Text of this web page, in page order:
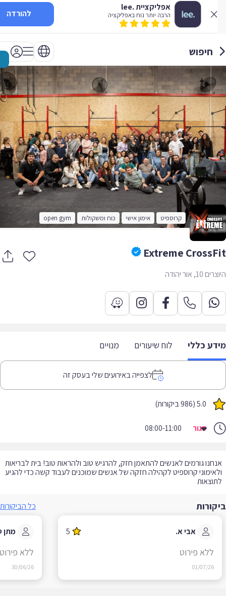
אפליקציית .lee
הרבה יותר נוח באפליקציה להורדה
חיפוש
קרוספיט אימון אישי כוח ומשקולות open gym
Extreme
אור יהודה
כללי לוח שיעורים מנויים
לצפייה באירועים שלי בעסק זה
5.0 (986 ביקורות)
סגור 08:00-11:00
גורמים לאנשים להתאמן חזק, להרגיש טוב ולהראות טוב! בית לבריאות
קרוספיט לקהילה חזקה של אנשים שמוכנים לעבוד קשה כדי להגיע
כל הביקורות
אבי א. 5
ללא פירוט
01/07/26
מתן ט.
ללא פירוט
30/06/26